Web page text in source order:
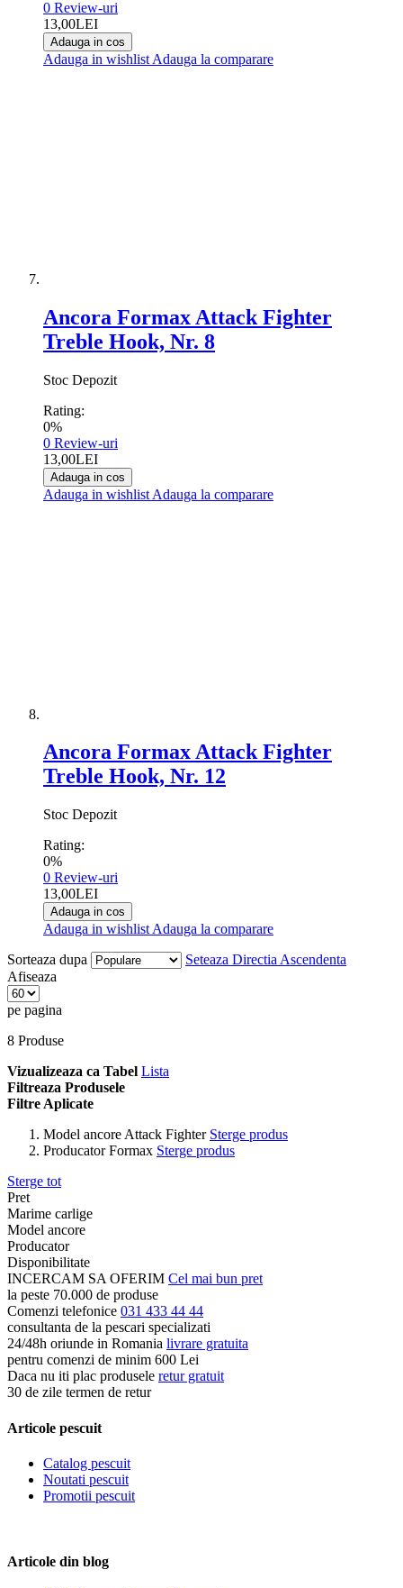
0 Review-uri
13,00LEI
Adauga in cos
Adauga in wishlist Adauga la comparare
Ancora Formax Attack Fighter
Treble Hook, Nr. 8
Stoc Depozit
Rating:
0%
0 Review-uri
13,00LEI
Adauga in cos
Adauga in wishlist Adauga la comparare
Ancora Formax Attack Fighter
Treble Hook, Nr. 12
Stoc Depozit
Rating:
0%
0 Review-uri
13,00LEI
Adauga in cos
Adauga in wishlist Adauga la comparare
Sorteaza dupa
Seteaza Directia Ascendenta
Afiseaza
pe pagina
8 Produse
Vizualizeaza ca Tabel Lista
Filtreaza Produsele
Filtre Aplicate
Model ancore Attack Fighter Sterge produs
Producator Formax Sterge produs
Sterge tot
Pret
Marime carlige
Model ancore
Producator
Disponibilitate
INCERCAM SA OFERIM Cel mai bun pret
la peste 70.000 de produse
Comenzi telefonice 031 433 44 44
consultanta de la pescari specializati
24/48h oriunde in Romania livrare gratuita
pentru comenzi de minim 600 Lei
Daca nu iti plac produsele retur gratuit
30 de zile termen de retur
Articole pescuit
Catalog pescuit
Noutati pescuit
Promotii pescuit
Articole din blog